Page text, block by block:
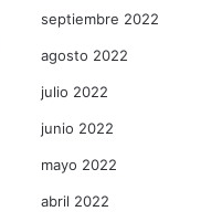
septiembre 2022
agosto 2022
julio 2022
junio 2022
mayo 2022
abril 2022